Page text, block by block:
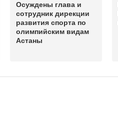
Осуждены глава и
сотрудник дирекции
развития спорта по
олимпийским видам
Астаны